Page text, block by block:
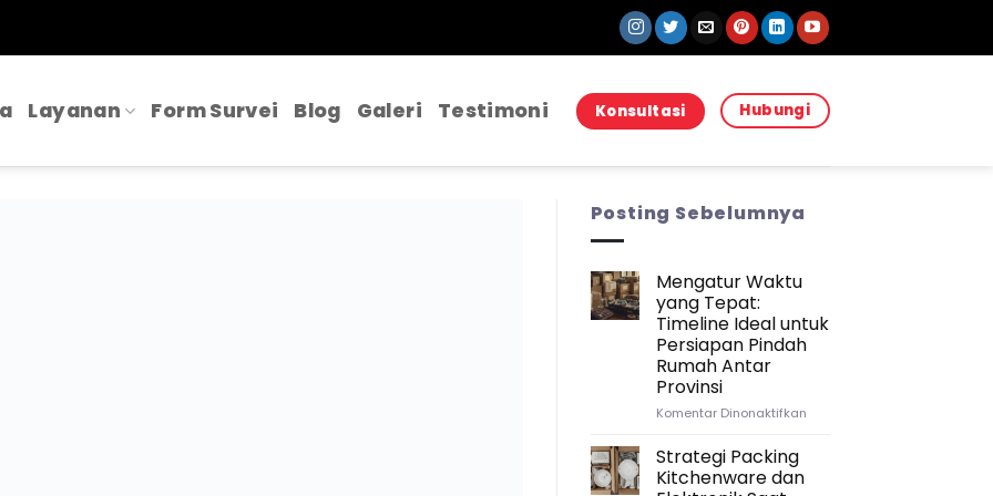
Layanan Form Survei Blog Galeri Testimoni Konsultasi Hubungi
Posting Sebelumnya
Mengatur Waktu
yang Tepat:
Timeline Ideal untuk
Persiapan Pindah
Rumah Antar
Provinsi
Komentar Dinonaktifkanpada
Strategi Packing
Kitchenware dan